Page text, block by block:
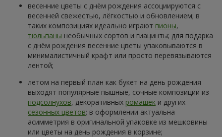
весенние цветы с днём рождения ассоциируются с
весенней свежестью, лёгкостью и обновлением; в
таких композициях идеально играют пионы,
тюльпаны необычных сортов и гиацинты; для подарка
с днём рождения весенние цветы упаковываются в
минималистичный крафт или просто перевязываются
лентой;
летом на первый план как букет на день рождения
выходят популярные пышные, сочные композиции из
подсолнухов, декоративных ромашек и других
сезонных цветов; в оформлении актуальна
асимметрия в оригинальной упаковке из мешковины
или цветы на день рождения в корзине;